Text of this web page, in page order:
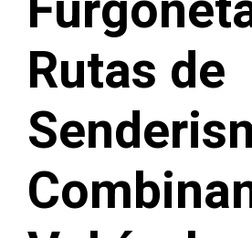
Rutas de